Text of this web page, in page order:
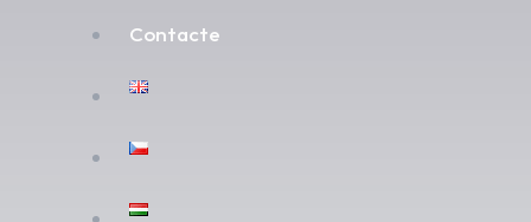
Contacte